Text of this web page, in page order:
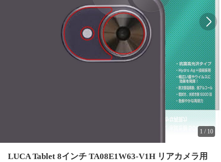
1 / 10
LUCA Tablet 8インチ TA08E1W63-V1H リアカメラ用